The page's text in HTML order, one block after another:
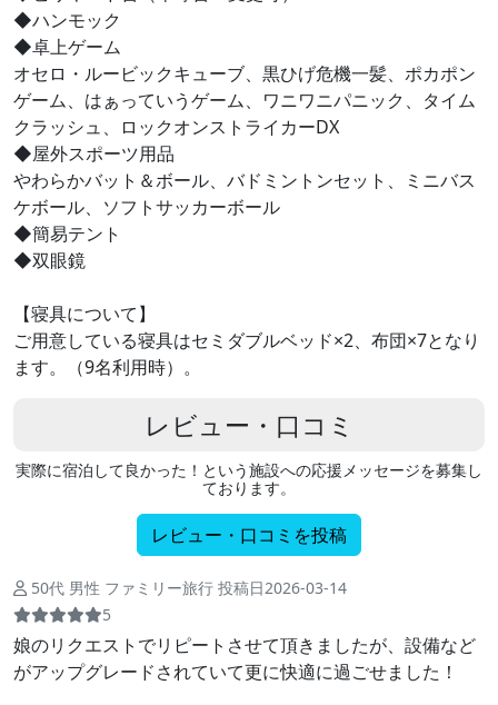
◆ハンモック
◆卓上ゲーム
オセロ・ルービックキューブ、黒ひげ危機一髪、ポカポン
ゲーム、はぁっていうゲーム、ワニワニパニック、タイム
クラッシュ、ロックオンストライカーDX
◆屋外スポーツ用品
やわらかバット＆ボール、バドミントンセット、ミニバス
ケボール、ソフトサッカーボール
◆簡易テント
◆双眼鏡
【寝具について】
ご用意している寝具はセミダブルベッド×2、布団×7となり
ます。（9名利用時）。
レビュー・口コミ
実際に宿泊して良かった！という施設への応援メッセージを募集し
ております。
レビュー・口コミを投稿
50代 男性 ファミリー旅行 投稿日2026-03-14
5
娘のリクエストでリピートさせて頂きましたが、設備など
がアップグレードされていて更に快適に過ごせました！